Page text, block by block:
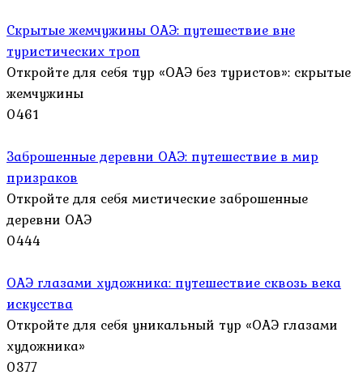
Скрытые жемчужины ОАЭ: путешествие вне
туристических троп
Откройте для себя тур «ОАЭ без туристов»: скрытые
жемчужины
0461
Заброшенные деревни ОАЭ: путешествие в мир
призраков
Откройте для себя мистические заброшенные
деревни ОАЭ
0444
ОАЭ глазами художника: путешествие сквозь века
искусства
Откройте для себя уникальный тур «ОАЭ глазами
художника»
0377